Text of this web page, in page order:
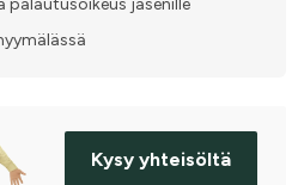
Kysy yhteisöltä